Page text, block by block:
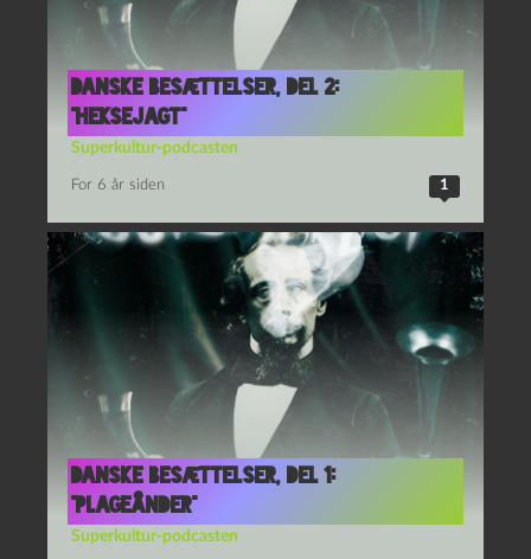
Danske besættelser, del 2:
“Heksejagt”
Superkultur-podcasten
For 6 år siden 1
Danske besættelser, del 1:
“Plageånder”
Superkultur-podcasten